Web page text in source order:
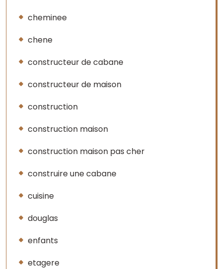
cheminee
chene
constructeur de cabane
constructeur de maison
construction
construction maison
construction maison pas cher
construire une cabane
cuisine
douglas
enfants
etagere